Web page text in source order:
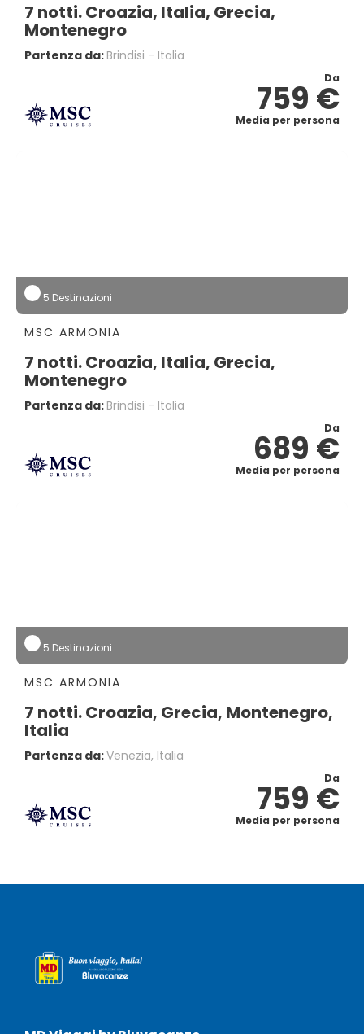
7 notti. Croazia, Italia, Grecia,
Montenegro
Partenza da: Brindisi - Italia
Da
759 €
Media per persona
5 Destinazioni
MSC ARMONIA
7 notti. Croazia, Italia, Grecia,
Montenegro
Partenza da: Brindisi - Italia
Da
689 €
Media per persona
5 Destinazioni
MSC ARMONIA
7 notti. Croazia, Grecia, Montenegro,
Italia
Partenza da:Venezia, Italia
Da
759 €
Media per persona